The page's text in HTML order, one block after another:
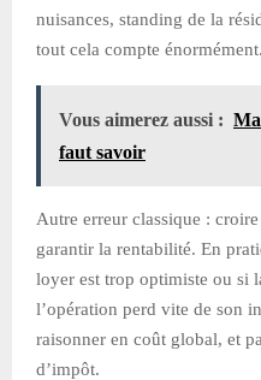
nuisances, standing de la
tout cela compte énormément.
Vous aimerez aussi :
faut savoir
Autre erreur classique :
garantir la rentabilité. En
loyer est trop optimiste ou si
l’opération perd vite de son
raisonner en coût global, et
d’impôt.